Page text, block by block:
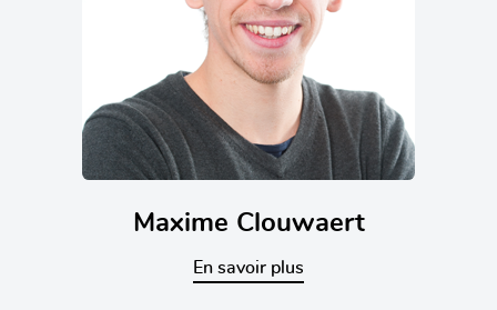
Maxime Clouwaert
En savoir plus